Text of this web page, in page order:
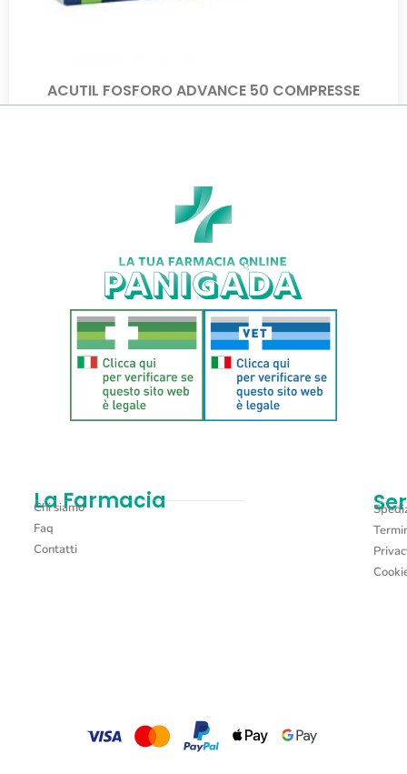
ACUTIL FOSFORO ADVANCE 50 COMPRESSE
La Farmacia
Chi siamo
Faq
Contatti